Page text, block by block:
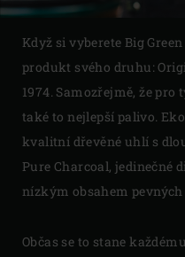
Když si vyberete Big
produkt svého druhu:
1974. Samozřejmě, že
také to nejlepší palivo.
kvalitní dřevěné uhlí s
Pure Charcoal, jedinečné
nízkým obsahem
Občas se to stane